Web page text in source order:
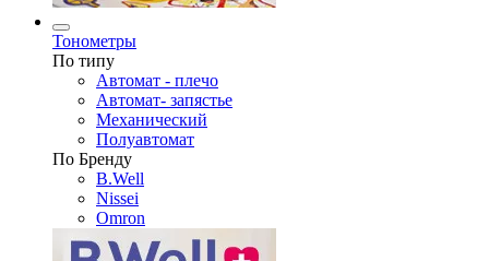
Тонометры
По типу
Автомат - плечо
Автомат- запястье
Механический
Полуавтомат
По Бренду
B.Well
Nissei
Omron